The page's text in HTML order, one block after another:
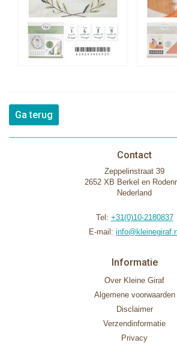
Ga terug
Contact
Zeppelinstraat 39
2652 XB Berkel en
Nederland
Tel: +31(0)10-2180837
E-mail:
Informatie
Over Kleine Giraf
Algemene voorwaarden
Disclaimer
Verzendinformatie
Privacy